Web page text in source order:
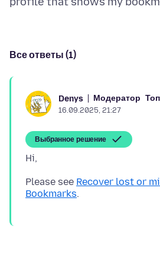
Все ответы (1)
Denys Модератор
16.09.2025, 21:27
Выбранное решение
Please see Recover lost or
Bookmarks